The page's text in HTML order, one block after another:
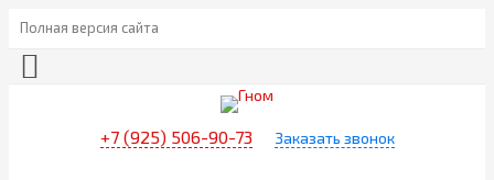
Полная версия сайта
+7 (925) 506-90-73 Заказать звонок